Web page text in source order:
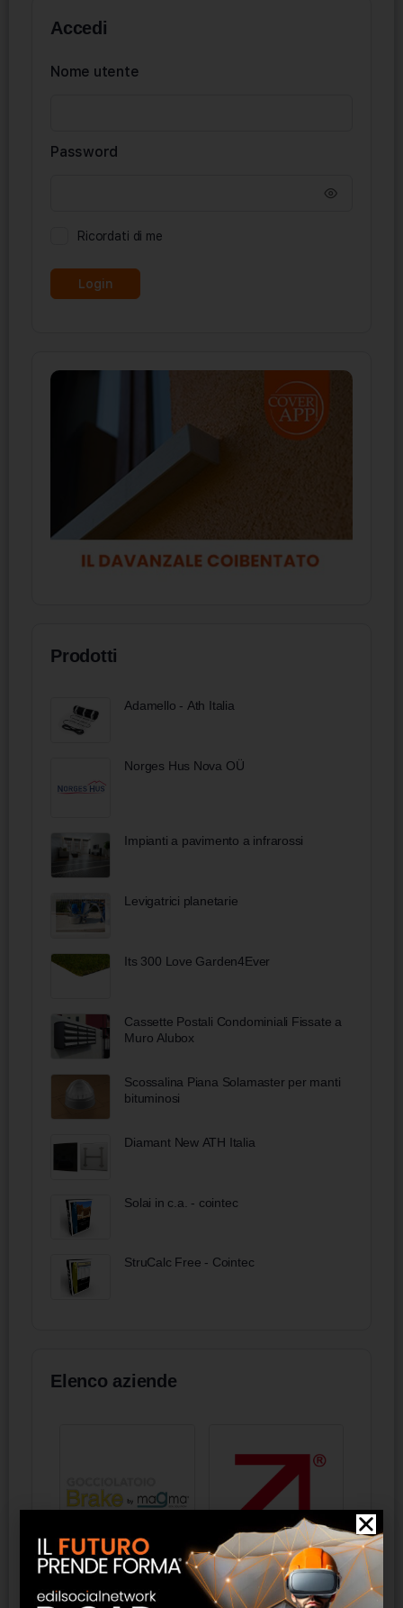
Accedi
Nome utente
Password
Ricordati di me
Prodotti
Adamello - Ath Italia
Norges Hus Nova OÜ
Impianti a pavimento a infrarossi
Levigatrici planetarie
Its 300 Love Garden4Ever
Cassette Postali Condominiali Fissate a
Muro Alubox
Scossalina Piana Solamaster per manti
bituminosi
Diamant New ATH Italia
Solai in c.a. - cointec
StruCalc Free - Cointec
Elenco aziende